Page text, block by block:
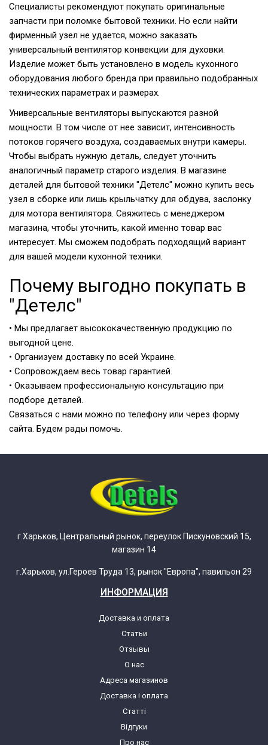
Специалисты рекомендуют покупать оригинальные
запчасти при поломке бытовой техники. Но если найти
фирменный узел не удается, можно заказать
универсальный вентилятор конвекции для духовки.
Изделие может быть установлено в модель кухонного
оборудования любого бренда при правильно подобранных
технических параметрах и размерах.
Универсальные вентиляторы выпускаются разной
мощности. В том числе от нее зависит, интенсивность
потоков горячего воздуха, создаваемых внутри камеры.
Чтобы выбрать нужную деталь, следует уточнить
аналогичный параметр старого изделия. В магазине
деталей для бытовой техники "Детелс" можно купить весь
узел в сборке или лишь крыльчатку для обдува, заслонку
для мотора вентилятора. Свяжитесь с менеджером
магазина, чтобы уточнить, какой именно товар вас
интересует. Мы сможем подобрать подходящий вариант
для вашей модели кухонной техники.
Почему выгодно покупать в
"Детелс"
• Мы предлагает высококачественную продукцию по
выгодной цене.
• Организуем доставку по всей Украине.
• Сопровождаем весь товар гарантией.
• Оказываем профессиональную консультацию при
подборе деталей.
Связаться с нами можно по телефону или через форму
сайта. Будем рады помочь.
г.Харьков, Центральный рынок, переулок Пискуновский 15,
магазин 14
г.Харьков, ул.Героев Труда 13, рынок "Европа", павильон 29
ИНФОРМАЦИЯ
Доставка и оплата
Статьи
Отзывы
О нас
Адреса магазинов
Доставка і оплата
Статті
Відгуки
Про нас